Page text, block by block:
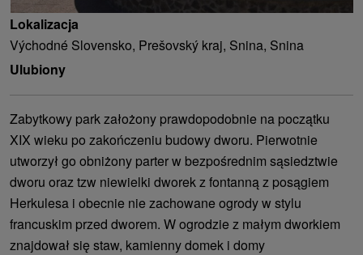
Lokalizacja
Východné Slovensko, Prešovský kraj, Snina, Snina
Ulubiony
Zabytkowy park założony prawdopodobnie na początku
XIX wieku po zakończeniu budowy dworu. Pierwotnie
utworzył go obniżony parter w bezpośrednim sąsiedztwie
dworu oraz tzw niewielki dworek z fontanną z posągiem
Herkulesa i obecnie nie zachowane ogrody w stylu
francuskim przed dworem. W ogrodzie z małym dworkiem
znajdował się staw, kamienny domek i domy